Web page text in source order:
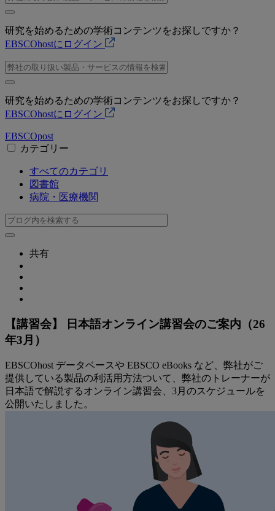
研究を始めるための学術コンテンツをお探しですか？
EBSCOhostにログイン
研究を始めるための学術コンテンツをお探しですか？
EBSCOhostにログイン
EBSCOpost
カテゴリー
すべてのカテゴリ
図書館
病院・医療機関
共有
【講習会】 日本語オンライン講習会のご案内（26
年3月）
EBSCOhost データベースや EBSCO eBooks など、弊社がご
提供している製品の利活用方法ついて、弊社のトレーナーが
日本語で解説するオンライン講習会、3月のスケジュールを
公開いたしました。